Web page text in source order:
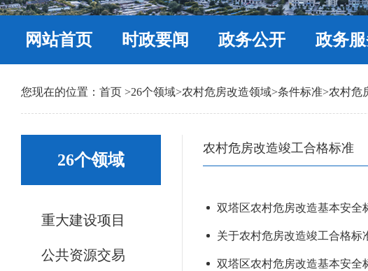
网站首页 时政要闻 政务公开 政务
您现在的位置： 首页 >26个领域>农村危房改造领域>条件标准>农村危
26个领域
重大建设项目
公共资源交易
农村危房改造竣工合格标准
双塔区农村危房改造基本安全
关于农村危房改造竣工合格标
双塔区农村危房改造基本安全